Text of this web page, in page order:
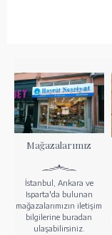
Mağazalarımız
İstanbul, Ankara ve
Isparta'da bulunan
mağazalarımızın iletişim
bilgilerine buradan
ulaşabilirsiniz.